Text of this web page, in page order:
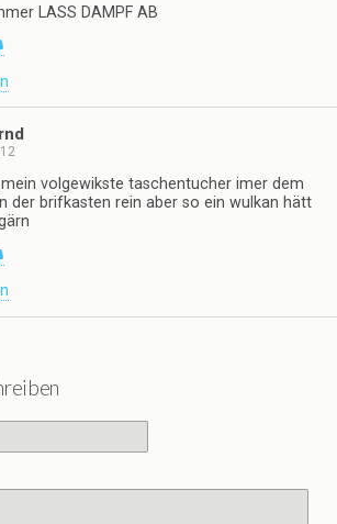
LASS DAMPF AB
volgewikste taschentucher imer dem
der brifkasten rein aber so ein wulkan hätt